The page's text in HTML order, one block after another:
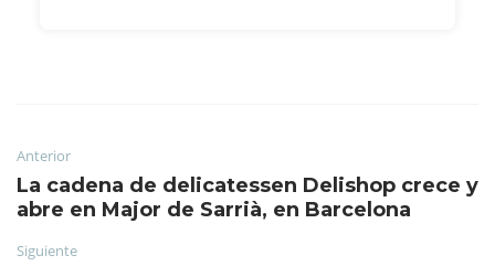
Anterior
La cadena de delicatessen Delishop crece y
abre en Major de Sarrià, en Barcelona
Siguiente